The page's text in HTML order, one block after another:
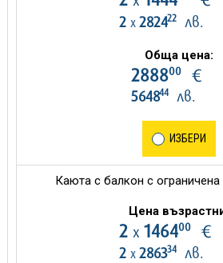
2 х 282422лв.
Обща цена:
288800€
564844лв.
ИЗБЕРИ
Каюта с балкон с
Цена
2 х 146400€
2 х 286334лв.